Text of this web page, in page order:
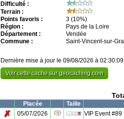
Difficulté :
Terrain :
Points favoris :
3 (10%)
Région :
Pays de la Loire
Département :
Vendée
Commune :
Saint-Vincent-sur-
Dernière mise à jour le 09/08/2026 à 02:30:09
Voir cette cache sur geocaching.com
Placée
Taille
✗ 05/07/2026
VIP Event #89